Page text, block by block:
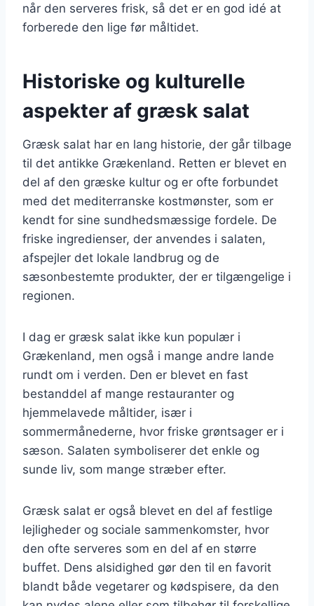
når den serveres frisk, så det er en god idé at
forberede den lige før måltidet.
Historiske og kulturelle
aspekter af græsk salat
Græsk salat har en lang historie, der går tilbage
til det antikke Grækenland. Retten er blevet en
del af den græske kultur og er ofte forbundet
med det mediterranske kostmønster, som er
kendt for sine sundhedsmæssige fordele. De
friske ingredienser, der anvendes i salaten,
afspejler det lokale landbrug og de
sæsonbestemte produkter, der er tilgængelige i
regionen.
I dag er græsk salat ikke kun populær i
Grækenland, men også i mange andre lande
rundt om i verden. Den er blevet en fast
bestanddel af mange restauranter og
hjemmelavede måltider, især i
sommermånederne, hvor friske grøntsager er i
sæson. Salaten symboliserer det enkle og
sunde liv, som mange stræber efter.
Græsk salat er også blevet en del af festlige
lejligheder og sociale sammenkomster, hvor
den ofte serveres som en del af en større
buffet. Dens alsidighed gør den til en favorit
blandt både vegetarer og kødspisere, da den